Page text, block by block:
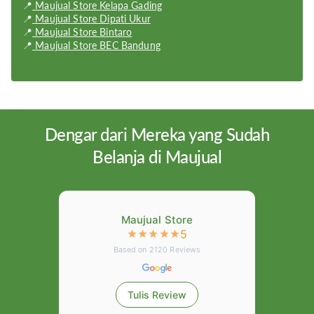
Dimension:158.2 x 73.2 x 7.5 mm
OS:Android OS
📍 Maujual Store Kelapa Gading
📍 Maujual Store Dipati Ukur
📍 Maujual Store Bintaro
📍 Maujual Store BEC Bandung
Dengar dari Mereka yang Sudah
Belanja di Maujual
Maujual Store
★★★ ★★5
Based on 2120 Reviews
Tulis Review